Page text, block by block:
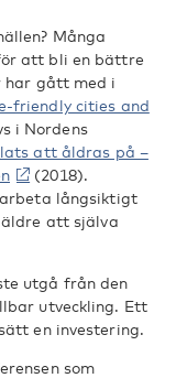
Många
att bli en bättre
har gått med i
friendly cities and
i Nordens
att åldras på –
(2018).
långsiktigt
att själva
utgå från den
utveckling. Ett
en investering.
som